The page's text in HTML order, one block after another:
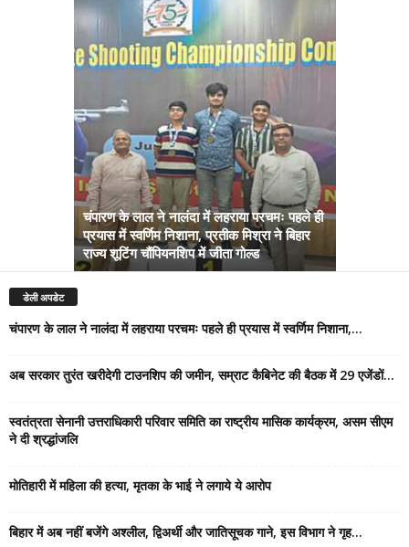
चंपारण के लाल ने नालंदा में लहराया परचमः पहले ही
प्रयास में स्वर्णिम निशाना, प्रतीक मिश्रा ने बिहार
राज्य शूटिंग चौंपियनशिप में जीता गोल्ड
डेली अपडेट
चंपारण के लाल ने नालंदा में लहराया परचमः पहले ही प्रयास में स्वर्णिम निशाना,...
अब सरकार तुरंत खरीदेगी टाउनशिप की जमीन, सम्राट कैबिनेट की बैठक में 29 एजेंडों...
स्वतंत्रता सेनानी उत्तराधिकारी परिवार समिति का राष्ट्रीय मासिक कार्यक्रम, असम सीएम
ने दी श्रद्धांजलि
मोतिहारी में महिला की हत्या, मृतका के भाई ने लगाये ये आरोप
बिहार में अब नहीं बजेंगे अश्लील, द्विअर्थी और जातिसूचक गाने, इस विभाग ने गृह...